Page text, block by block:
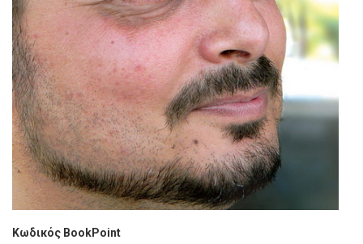
Κωδικός BookPoint